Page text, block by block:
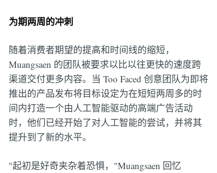
为期两周的冲刺
随着消费者期望的提高和时间线的缩短，
Muangsaen 的团队被要求以比以往更快的速度跨
渠道交付更多内容。当 Too Faced 创意团队为即将
推出的产品发布将目标设定为在短短两周多的时
间内打造一个由人工智能驱动的高端广告活动
时，他们已经开始了对人工智能的尝试，并将其
提升到了新的水平。
"起初是好奇夹杂着恐惧，"Muangsaen 回忆